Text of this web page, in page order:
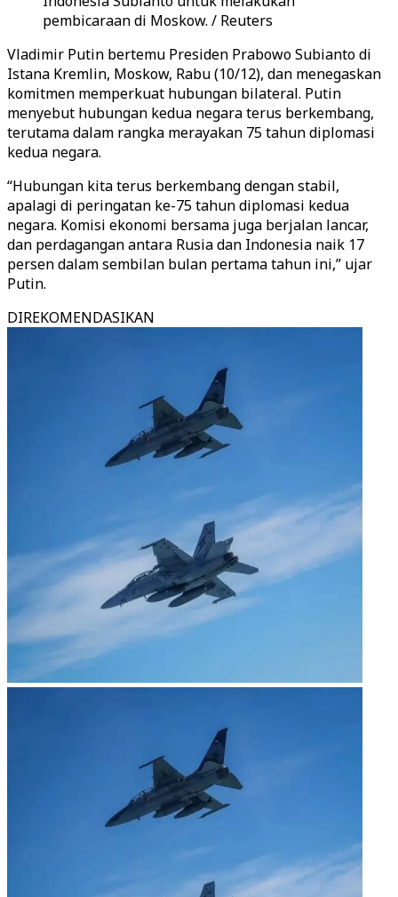
pembicaraan di Moskow. / Reuters
Vladimir Putin bertemu Presiden Prabowo Subianto di
Istana Kremlin, Moskow, Rabu (10/12), dan menegaskan
komitmen memperkuat hubungan bilateral. Putin
menyebut hubungan kedua negara terus berkembang,
terutama dalam rangka merayakan 75 tahun diplomasi
kedua negara.
“Hubungan kita terus berkembang dengan stabil,
apalagi di peringatan ke-75 tahun diplomasi kedua
negara. Komisi ekonomi bersama juga berjalan lancar,
dan perdagangan antara Rusia dan Indonesia naik 17
persen dalam sembilan bulan pertama tahun ini,” ujar
Putin.
DIREKOMENDASIKAN